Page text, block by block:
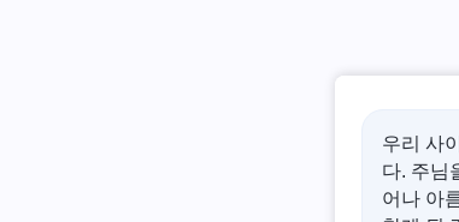
우리 사
다. 주님
어나 아